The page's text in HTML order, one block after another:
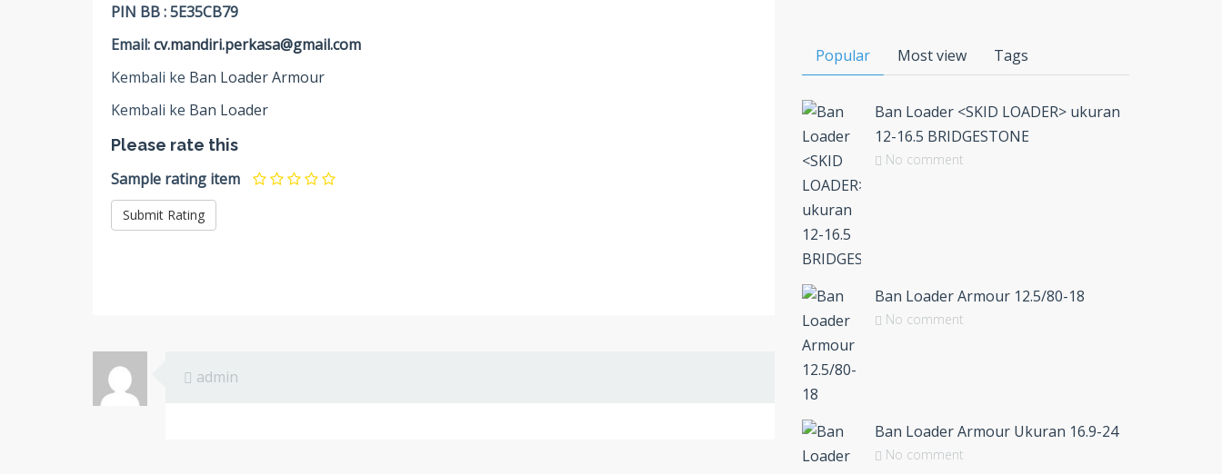
PIN BB : 5E35CB79
Email:cv.mandiri.perkasa@gmail.com
Kembali ke Ban Loader Armour
Kembali ke Ban Loader
Please rate this
Sample rating item
admin
Popular Most view Tags
Ban Loader <SKID LOADER> ukuran
12-16.5 BRIDGESTONE
No comment
Ban Loader Armour 12.5/80-18
No comment
Ban Loader Armour Ukuran 16.9-24
No comment